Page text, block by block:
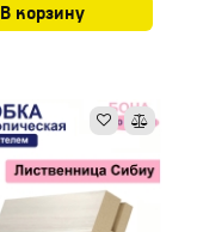
В корзину